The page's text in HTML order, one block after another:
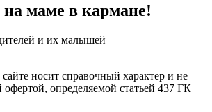
маме в кармане!
и их малышей
носит справочный характер и не
офертой, определяемой статьей 437 ГК